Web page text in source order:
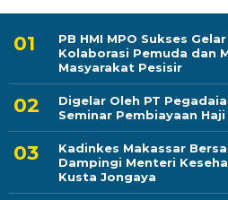
PB HMI MPO Sukses
Kolaborasi Pemuda dan
Masyarakat Pesisir
Digelar Oleh PT
Seminar Pembiayaan Haji
Kadinkes Makassar
Dampingi Menteri
Kusta Jongaya